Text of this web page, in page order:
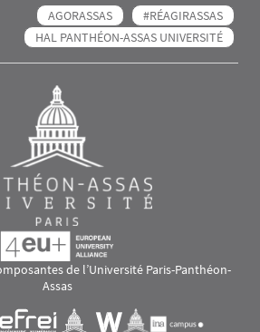
AGORASSAS
#RÉAGIRASSAS
HAL PANTHÉON-ASSAS UNIVERSITÉ
de l’Université Paris-Panthéon-
Assas
svg Visuel svgVisuel svg